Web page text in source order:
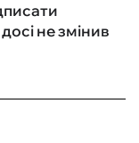
не змінив